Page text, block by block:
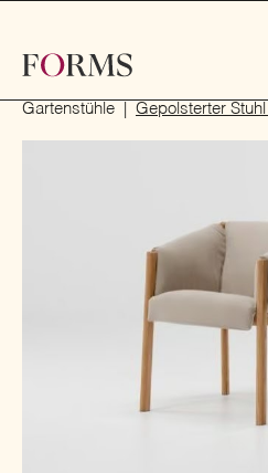
Gartenstühle
Gepolsterter